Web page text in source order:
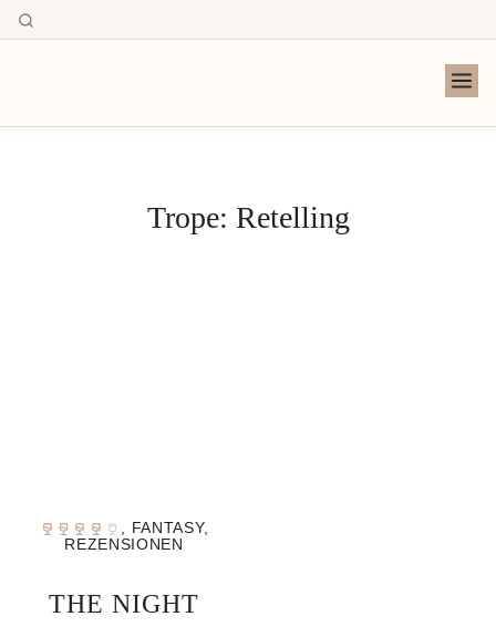
Trope: Retelling
, FANTASY,
REZENSIONEN
THE NIGHT